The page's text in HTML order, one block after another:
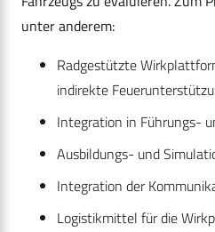
unter anderem:
Radgestützte
indirekte
Integration in Führungs-
Ausbildungs- und
Integration der
Logistikmittel für die